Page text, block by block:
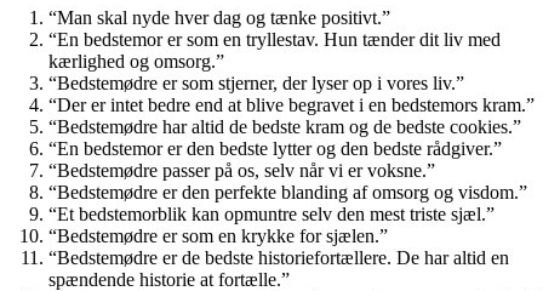
“Man skal nyde hver dag og tænke positivt.”
“En bedstemor er som en tryllestav. Hun tænder dit liv med
kærlighed og omsorg.”
“Bedstemødre er som stjerner, der lyser op i vores liv.”
“Der er intet bedre end at blive begravet i en bedstemors kram.”
“Bedstemødre har altid de bedste kram og de bedste cookies.”
“En bedstemor er den bedste lytter og den bedste rådgiver.”
“Bedstemødre passer på os, selv når vi er voksne.”
“Bedstemødre er den perfekte blanding af omsorg og visdom.”
“Et bedstemorblik kan opmuntre selv den mest triste sjæl.”
“Bedstemødre er som en krykke for sjælen.”
“Bedstemødre er de bedste historiefortællere. De har altid en
spændende historie at fortælle.”